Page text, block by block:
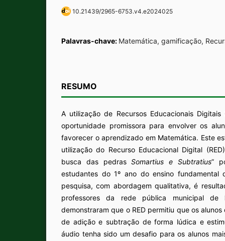
10.21439/2965-6753.v4.e2024025
Palavras-chave: Matemática, gamificação,
RESUMO
A utilização de Recursos Educacionais Digitais
oportunidade promissora para envolver os
favorecer o aprendizado em Matemática. Este
utilização do Recurso Educacional Digital
busca das pedrasSomartius e Subtratius”
estudantes do 1⁠º ano do ensino fundamental
pesquisa, com abordagem qualitativa, é
professores da rede pública municipal de
demonstraram que o RED permitiu que os
de adição e subtração de forma lúdica e
áudio tenha sido um desafio para os alunos